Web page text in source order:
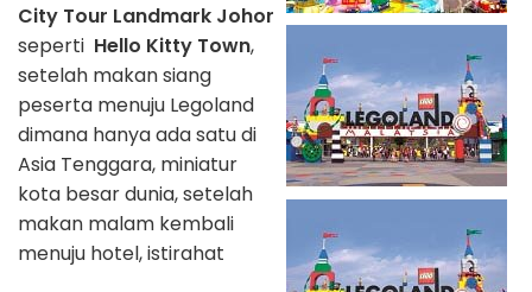
City Tour Landmark Johor
seperti Hello Kitty Town,
setelah makan siang
peserta menuju Legoland
dimana hanya ada satu di
Asia Tenggara, miniatur
kota besar dunia, setelah
makan malam kembali
menuju hotel, istirahat